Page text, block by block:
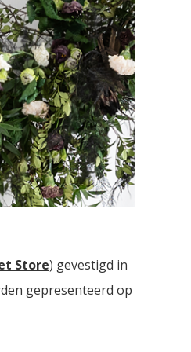
meer dan2000m2
Store) gevestigd in
gepresenteerd op